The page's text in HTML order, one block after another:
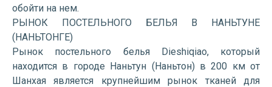
обойти на нем.
РЫНОК ПОСТЕЛЬНОГО БЕЛЬЯ В НАНЬТУНЕ
(НАНЬТОНГЕ)
Рынок постельного белья Dieshiqiao, который
находится в городе Наньтун (Наньтон) в 200 км от
Шанхая является крупнейшим рынок тканей для